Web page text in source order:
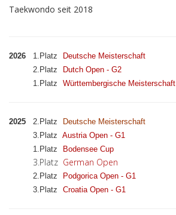
Taekwondo seit 2018
2026 1.Platz Deutsche Meisterschaft
2.Platz
Dutch Open - G2
1.Platz
Württembergische Meisterschaft
2025 2.Platz Deutsche Meisterschaft
3.Platz Austria Open - G1
1.Platz
Bodensee Cup
3.Platz German Open
2.Platz Podgorica Open - G1
3.Platz
Croatia Open - G1